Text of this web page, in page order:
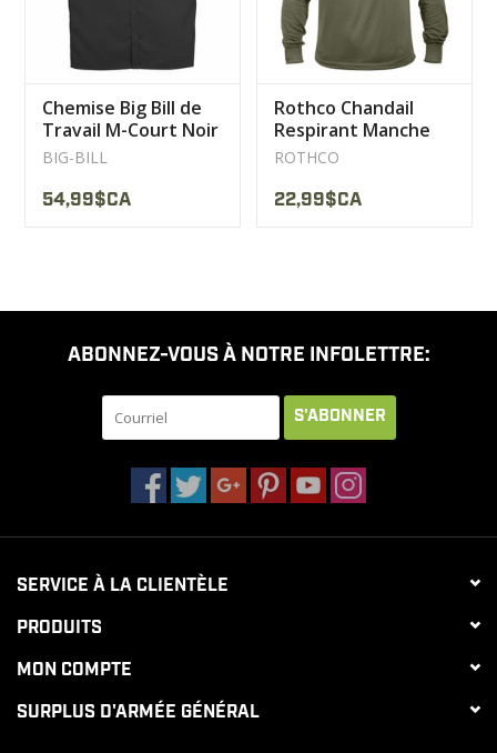
Chemise Big Bill de
Travail M-Court Noir
237
BIG-BILL
54,99$CA
Rothco Chandail
Respirant Manche
longue olive
ROTHCO
22,99$CA
ABONNEZ-VOUS À NOTRE INFOLETTRE:
S'ABONNER
SERVICE À LA CLIENTÈLE
PRODUITS
MON COMPTE
SURPLUS D'ARMÉE GÉNÉRAL